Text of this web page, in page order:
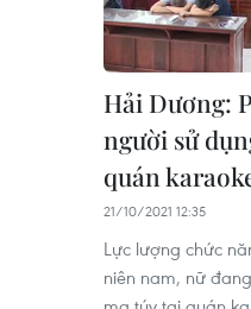
Hải Dương:
người sử
quán
21/10/2021 12:35
Lực lượng chức
niên nam, nữ